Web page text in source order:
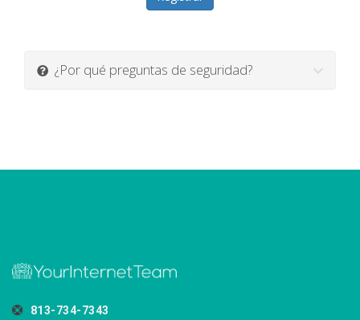
¿Por qué preguntas de seguridad?
813-734-7343